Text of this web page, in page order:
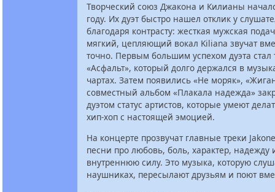
Творческий союз Джакона и Килианы
году. Их дуэт быстро нашел отклик у
благодаря контрасту: жесткая мужская
мягкий, цепляющий вокал Kiliana звучат
точно. Первым большим успехом дуэта стал
«Асфальт», который долго держался в
чартах. Затем появились «Не моряк»,
совместный альбом «Плакала надежда»
дуэтом статус артистов, которые умеют
хип-хоп с настоящей эмоцией.
На концерте прозвучат главные треки
песни про любовь, боль, характер, надежду
внутреннюю силу. Это музыка, которую
наушниках, пересылают друзьям и поют